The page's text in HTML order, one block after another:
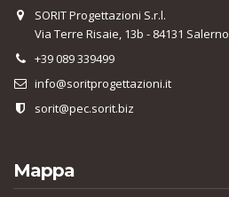
SORIT Progettazioni S.r.l.
Via Terre Risaie, 13b - 84131 Salerno
+39 089 339499
info@soritprogettazioni.it
sorit@pec.sorit.biz
Mappa